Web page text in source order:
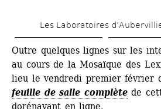
au
contenu
principal
Les Laboratoires
Outre quelques lignes sur les
au cours de la Mosaïque des
lieu le vendredi premier février
feuille de salle complètede
dorénavant en ligne.